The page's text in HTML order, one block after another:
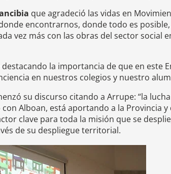
que agradeció las vidas en
encontrarnos, donde todo es
vez más con las obras del sector social
la importancia de que en este
en nuestros colegios y nuestro
su discurso citando a Arrupe: “la
Alboan, está aportando a la Provincia
clave para toda la misión que se
de su despliegue territorial.